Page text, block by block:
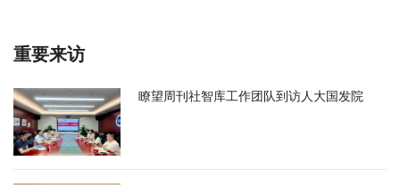
重要来访
瞭望周刊社智库工作团队到访人大国发院